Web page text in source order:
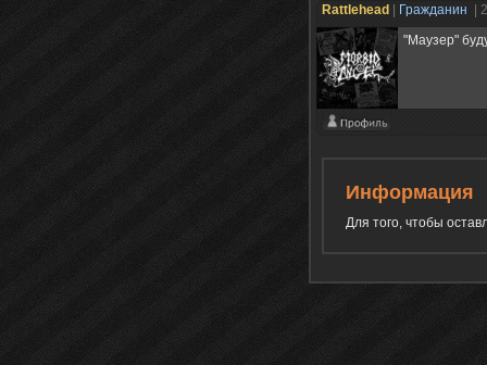
Rattlehead Гражданин
|
"Маузер"
Информация
Для того, чтобы